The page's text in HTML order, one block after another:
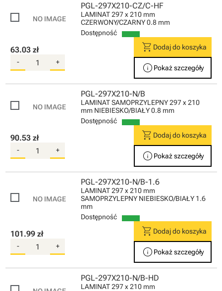
PGL-297X210-CZ/C-HF
LAMINAT 297 x 210 mm
CZERWONY/CZARNY 0.8 mm
Dostępność
63.03 zł
- +
shopping_cart Dodaj do koszyka
info Pokaż szczegóły
PGL-297X210-N/B
LAMINAT SAMOPRZYLEPNY 297 x 210
mm NIEBIESKO/BIAŁY 0.8 mm
Dostępność
90.53 zł
- +
shopping_cart Dodaj do koszyka
info Pokaż szczegóły
PGL-297X210-N/B-1.6
LAMINAT 297 x 210 mm
SAMOPRZYLEPNY NIEBIESKO/BIAŁY 1.6
mm
Dostępność
101.99 zł
- +
shopping_cart Dodaj do koszyka
info Pokaż szczegóły
PGL-297X210-N/B-HD
LAMINAT 297 x 210 mm